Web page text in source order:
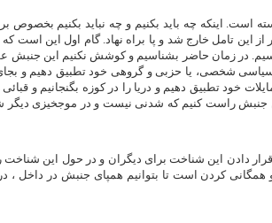
است. اینکه چه باید بکنیم و چه نباید بکنیم بخصوص
از این تامل خارج شد و پا براه نهاد. گام اول این است
در زمان حاضر بشناسیم و کوشش نکنیم این جنبش
شخصی، یا حزبی و گروهی خود تطبیق دهیم و
خود تطبیق دهیم و دریا را در کوزه بگنجانیم و
جنبش راست کنیم که شدنی نیست و در موجخیزی
این شناخت برای دیگران و در حول این شناخت
کردن است تا بتوانیم همپای جنبش در داخل ، در